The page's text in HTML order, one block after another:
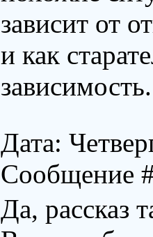
зависит от
и как
Дата:
Сообщение
Да, рассказ